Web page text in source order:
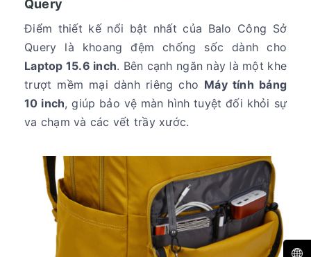
Query
Điểm thiết kế nổi bật nhất của Balo Công Sở
Query là khoang đệm chống sốc dành cho
Laptop 15.6 inch. Bên cạnh ngăn này là một khe
trượt mềm mại dành riêng cho Máy tính bảng
10 inch, giúp bảo vệ màn hình tuyệt đối khỏi sự
va chạm và các vết trầy xước.